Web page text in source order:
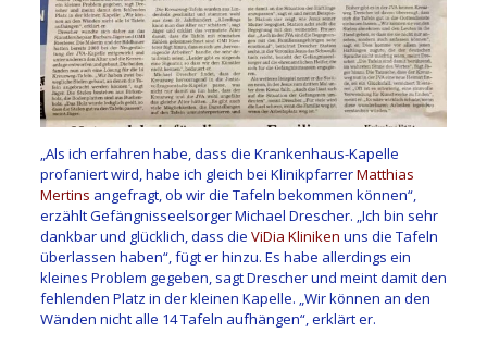
„Als ich erfahren habe, dass die Krankenhaus-Kapelle
profaniert wird, habe ich gleich bei KlinikpfarrerMatthias
Mertins angefragt, ob wir die Tafeln bekommen können“,
erzählt Gefängnisseelsorger Michael Drescher. „Ich bin sehr
dankbar und glücklich, dass die ViDia Kliniken uns die Tafeln
überlassen haben“, fügt er hinzu. Es habe allerdings ein
kleines Problem gegeben, sagt Drescher und meint damit den
fehlenden Platz in der kleinen Kapelle. „Wir können an den
Wänden nicht alle 14 Tafeln aufhängen“, erklärt er.